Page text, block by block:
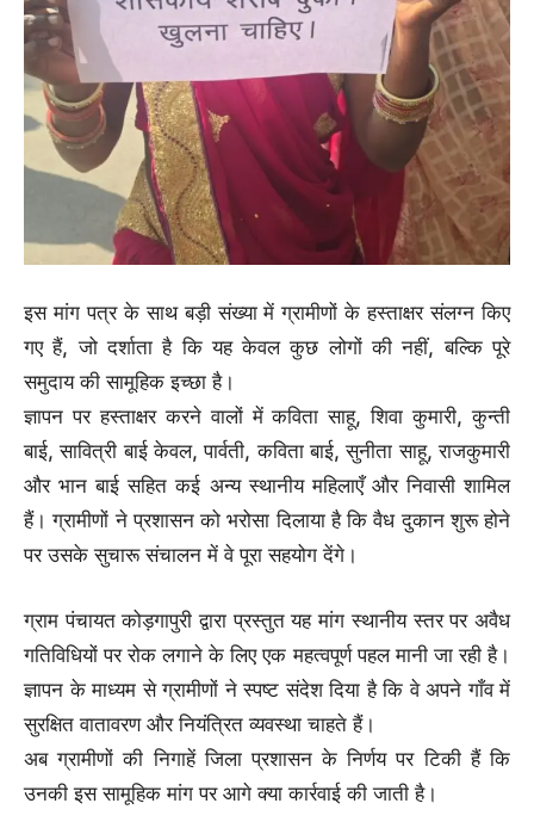
इस मांग पत्र के साथ बड़ी संख्या में ग्रामीणों के हस्ताक्षर संलग्न किए
गए हैं, जो दर्शाता है कि यह केवल कुछ लोगों की नहीं, बल्कि पूरे
समुदाय की सामूहिक इच्छा है।
ज्ञापन पर हस्ताक्षर करने वालों में कविता साहू, शिवा कुमारी, कुन्ती
बाई, सावित्री बाई केवल, पार्वती, कविता बाई, सुनीता साहू, राजकुमारी
और भान बाई सहित कई अन्य स्थानीय महिलाएँ और निवासी शामिल
हैं। ग्रामीणों ने प्रशासन को भरोसा दिलाया है कि वैध दुकान शुरू होने
पर उसके सुचारू संचालन में वे पूरा सहयोग देंगे।
ग्राम पंचायत कोड़गापुरी द्वारा प्रस्तुत यह मांग स्थानीय स्तर पर अवैध
गतिविधियों पर रोक लगाने के लिए एक महत्वपूर्ण पहल मानी जा रही है।
ज्ञापन के माध्यम से ग्रामीणों ने स्पष्ट संदेश दिया है कि वे अपने गाँव में
सुरक्षित वातावरण और नियंत्रित व्यवस्था चाहते हैं।
अब ग्रामीणों की निगाहें जिला प्रशासन के निर्णय पर टिकी हैं कि
उनकी इस सामूहिक मांग पर आगे क्या कार्रवाई की जाती है।